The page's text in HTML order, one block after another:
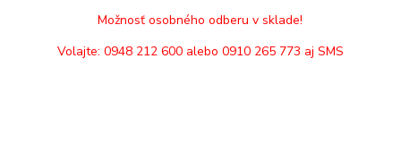
Možnosť osobného odberu v sklade!
Volajte: 0948 212 600alebo 0910 265 773 aj SMS